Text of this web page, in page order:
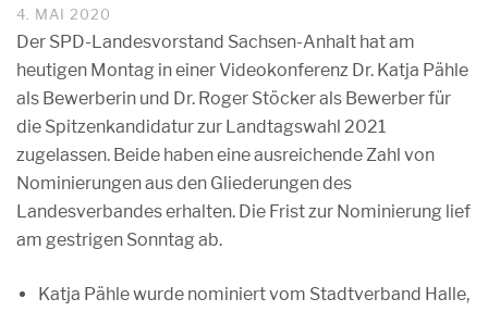
4. MAI 2020
Der SPD-Landesvorstand Sachsen-Anhalt hat am
heutigen Montag in einer Videokonferenz Dr. Katja Pähle
als Bewerberin und Dr. Roger Stöcker als Bewerber für
die Spitzenkandidatur zur Landtagswahl 2021
zugelassen. Beide haben eine ausreichende Zahl von
Nominierungen aus den Gliederungen des
Landesverbandes erhalten. Die Frist zur Nominierung lief
am gestrigen Sonntag ab.
Katja Pähle wurde nominiert vom Stadtverband Halle,